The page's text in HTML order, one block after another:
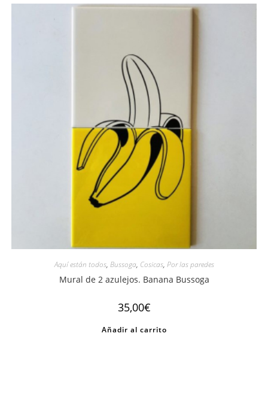
Aquí están todos, Bussoga, Cosicas, Por las paredes
Mural de 2 azulejos. Banana Bussoga
35,00€
Añadir al carrito